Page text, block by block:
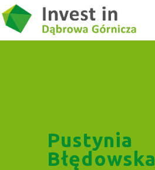
Pustynia
Błędowska